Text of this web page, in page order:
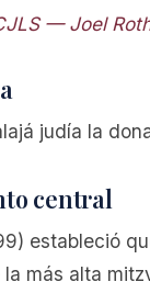
— Joel
judía la
central
estableció
más alta